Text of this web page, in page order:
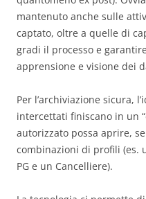
mantenuto anche sulle
captato, oltre a quelle di
gradi il processo e
apprensione e visione dei
Per l’archiviazione sicura,
intercettati finiscano in un
autorizzato possa aprire,
combinazioni di profili (es.
PG e un Cancelliere).